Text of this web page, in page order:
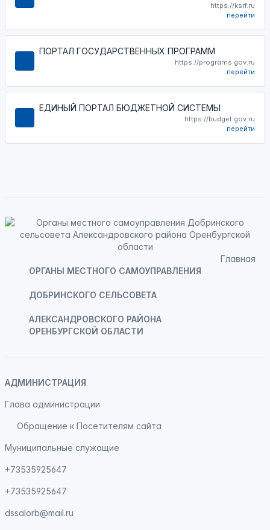
https://ksrf.ru
перейти
ПОРТАЛ ГОСУДАРСТВЕННЫХ ПРОГРАММ
https://programs.gov.ru
перейти
ЕДИНЫЙ ПОРТАЛ БЮДЖЕТНОЙ СИСТЕМЫ
https://budget.gov.ru
перейти
ОРГАНЫ МЕСТНОГО САМОУПРАВЛЕНИЯ
ДОБРИНСКОГО СЕЛЬСОВЕТА
АЛЕКСАНДРОВСКОГО РАЙОНА
ОРЕНБУРГСКОЙ ОБЛАСТИ
Главная
АДМИНИСТРАЦИЯ
Глава администрации
Обращение к Посетителям сайта
Муниципальные служащие
+73535925647
+73535925647
dssalorb@mail.ru